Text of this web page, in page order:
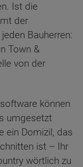
Ist die
der
Bauherren:
Town &
von der
können
umgesetzt
ein Domizil, das
ist – Ihr
wörtlich zu